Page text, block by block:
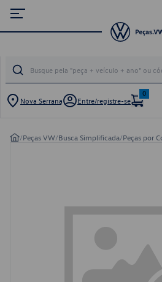
Nova Serrana Entre/registre-se
0
/Peças VW/Busca Simplificada/Peças por